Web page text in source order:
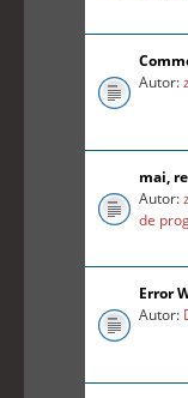
Autor:
mai,
Autor:
de
Error
Autor: